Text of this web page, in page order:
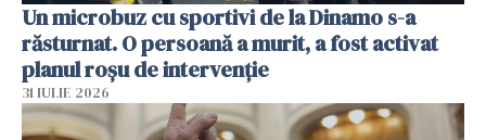
Un microbuz cu sportivi de la Dinamo s-a
răsturnat. O persoană a murit, a fost activat
planul roșu de intervenție
31 IULIE 2026